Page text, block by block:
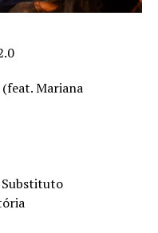
(feat. Mariana
Substituto